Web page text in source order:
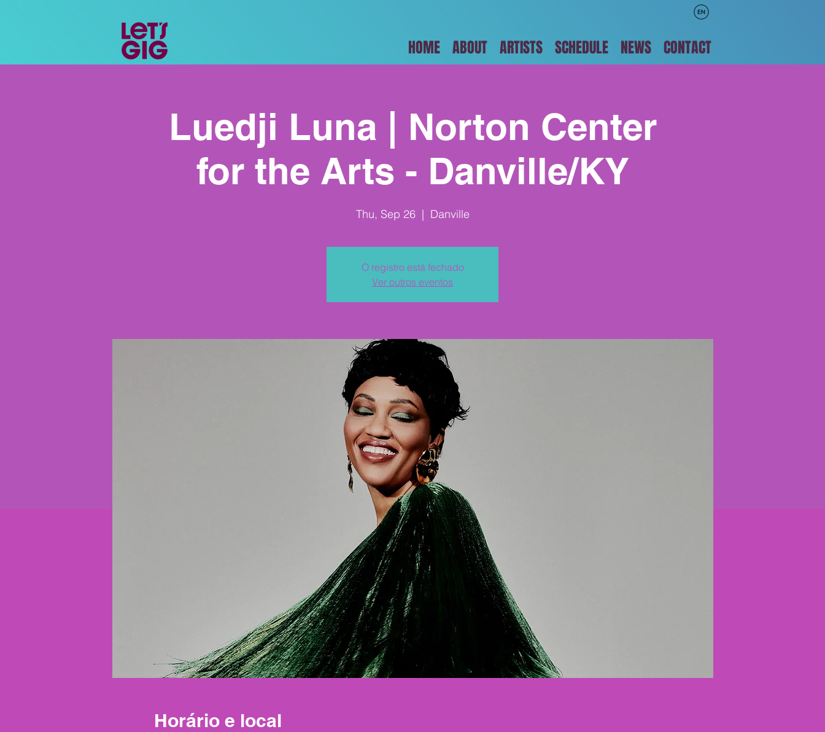
HOME ABOUT ARTISTS SCHEDULE NEWS CONTACT
Luedji Luna | Norton Center
for the Arts - Danville/KY
Thu, Sep 26
  |
Danville
O registro está fechado
Ver outros eventos
Horário e local